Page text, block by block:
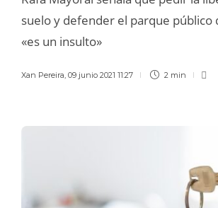
suelo y defender el parque público
«es un insulto»
Xan Pereira, 09 junio 2021 11:27 2 min